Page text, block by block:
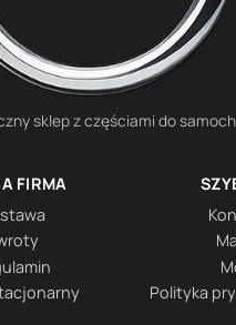
sklep z częściami do
FIRMA
Polityka